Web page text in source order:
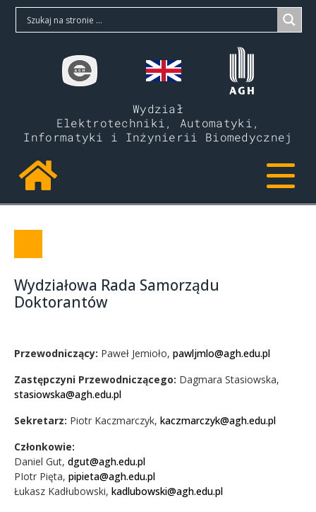
Wydział
Elektrotechniki, Automatyki,
Informatyki i Inżynierii Biomedycznej
Wydziałowa Rada Samorządu
Doktorantów
Przewodniczący: Paweł Jemioło, pawljmlo@agh.edu.pl
Zastępczyni Przewodniczącego: Dagmara Stasiowska,
stasiowska@agh.edu.pl
Sekretarz: Piotr Kaczmarczyk, kaczmarczyk@agh.edu.pl
Członkowie:
Daniel Gut, dgut@agh.edu.pl
PIotr Pięta, pipieta@agh.edu.pl
Łukasz Kadłubowski, kadlubowski@agh.edu.pl